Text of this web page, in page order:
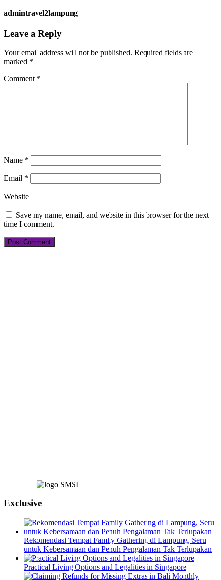
admintravel2lampung
Leave a Reply
Your email address will not be published. Required fields are
marked *
Comment *
Name *
Email *
Website
Save my name, email, and website in this browser for the next
time I comment.
Exclusive
Rekomendasi Tempat Family Gathering di Lampung, Seru
untuk Kebersamaan dan Penuh Pengalaman Tak Terlupakan
Practical Living Options and Legalities in Singapore